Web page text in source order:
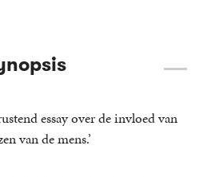
essay over de invloed van
van de mens.’